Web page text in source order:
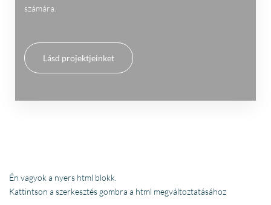
számára.
Lásd projektjeinket
Én vagyok a nyers html blokk.
Kattintson a szerkesztés gombra a html megváltoztatásához